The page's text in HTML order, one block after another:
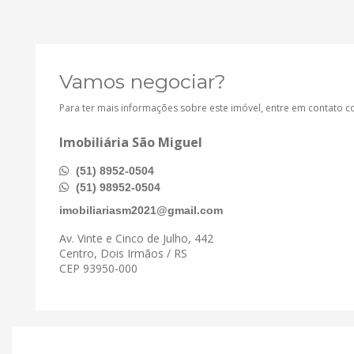
Vamos negociar?
Para ter mais informações sobre este imóvel, entre em contato
Imobiliária São Miguel
(51) 8952-0504
(51) 98952-0504
imobiliariasm2021@gmail.com
Av. Vinte e Cinco de Julho, 442
Centro, Dois Irmãos / RS
CEP 93950-000